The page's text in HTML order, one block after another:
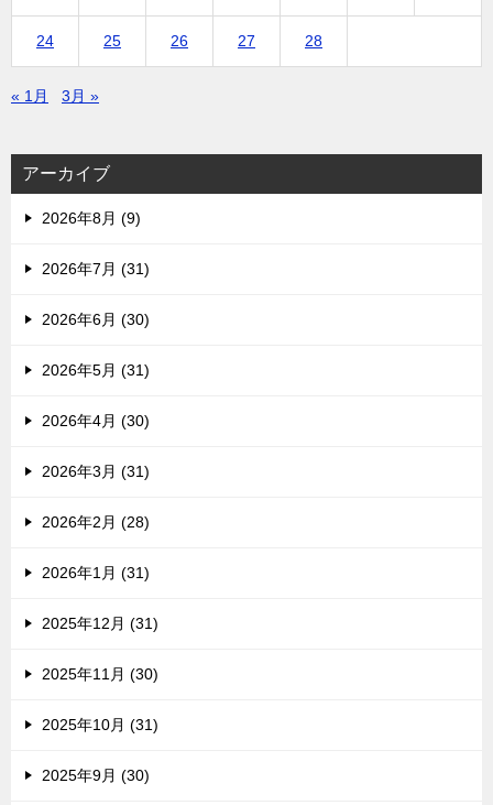
24 25 26 27 28
« 1月 3月 »
アーカイブ
2026年8月 (9)
2026年7月 (31)
2026年6月 (30)
2026年5月 (31)
2026年4月 (30)
2026年3月 (31)
2026年2月 (28)
2026年1月 (31)
2025年12月 (31)
2025年11月 (30)
2025年10月 (31)
2025年9月 (30)